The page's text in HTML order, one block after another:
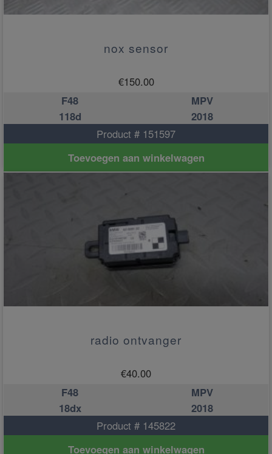
nox sensor
€150.00
F48
MPV
118d
2018
Product # 151597
Toevoegen aan winkelwagen
radio ontvanger
€40.00
F48
MPV
18dx
2018
Product # 145822
Toevoegen aan winkelwagen